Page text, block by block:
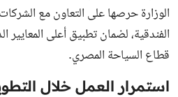
الوزارة حرصها على التعاون مع الشركات
الفندقية، لضمان تطبيق أعلى المعايير
قطاع السياحة المصري.
استمرار العمل خلال